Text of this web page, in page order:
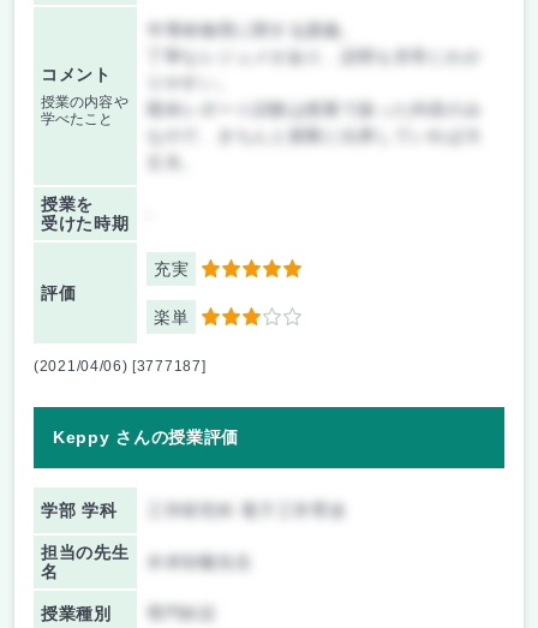
コメント
授業の内容や
学べたこと
半導体物理に関する講義。
丁寧なレジュメがあり、説明も非常にわか
期末レポート試験は授業で扱った内容のみ
授業を
受けた時期
評価
充実 5
楽単 3
(2021/04/06) [3777187]
Keppy さんの授業評価
学部 学科
担当の先生
名
木本恒暢先生
授業種別